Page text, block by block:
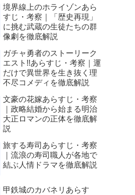
境界線上のホライゾンあら
すじ・考察｜「歴史再現」
に挑む武蔵の生徒たちの群
像劇を徹底解説
ガチャ勇者のストーリーク
エスト!!あらすじ・考察｜運
だけで異世界を生き抜く理
不尽コメディを徹底解説
文豪の花嫁あらすじ・考察
｜政略結婚から始まる明治
大正ロマンの正体を徹底解
説
旅する寿司あらすじ・考察
｜流浪の寿司職人が各地で
結ぶ人情ドラマを徹底解説
甲鉄城のカバネリあらす